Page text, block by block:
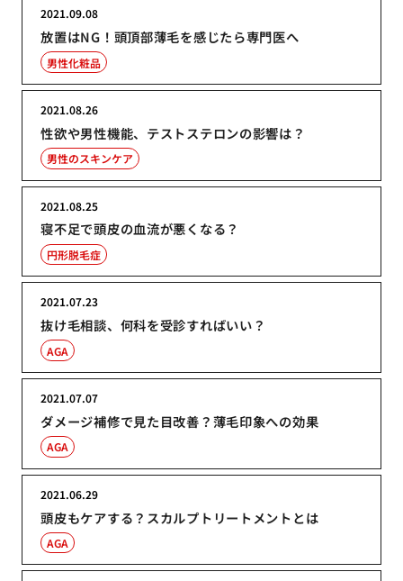
放置はNG！頭頂部薄毛を感じたら専門医へ
2021.09.08
男性化粧品
性欲や男性機能、テストステロンの影響は？
2021.08.26
男性のスキンケア
寝不足で頭皮の血流が悪くなる？
2021.08.25
円形脱毛症
抜け毛相談、何科を受診すればいい？
2021.07.23
AGA
ダメージ補修で見た目改善？薄毛印象への効果
2021.07.07
AGA
頭皮もケアする？スカルプトリートメントとは
2021.06.29
AGA